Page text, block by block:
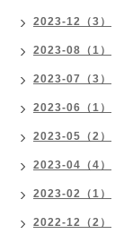
2023-12（3）
2023-08（1）
2023-07（3）
2023-06（1）
2023-05（2）
2023-04（4）
2023-02（1）
2022-12（2）